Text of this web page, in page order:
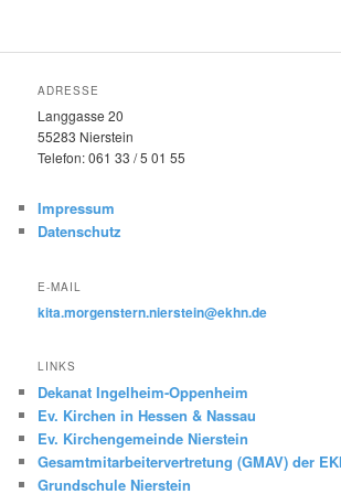
ADRESSE
Langgasse 20
55283 Nierstein
Telefon: 061 33 / 5 01 55
Impressum
Datenschutz
E-MAIL
kita.morgenstern.nierstein@ekhn.de
LINKS
Dekanat Ingelheim-Oppenheim
Ev. Kirchen in Hessen & Nassau
Ev. Kirchengemeinde Nierstein
Gesamtmitarbeitervertretung (GMAV) der
Grundschule Nierstein